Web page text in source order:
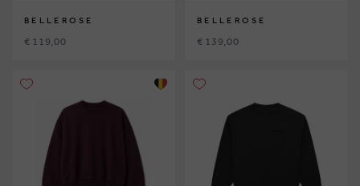
BELLEROSE
€ 119,00
BELLEROSE
€ 139,00